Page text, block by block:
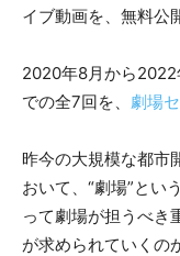
イブ動画を、無料公
2020年8月から
での全7回を、 劇場
昨今の大規模な都市
おいて、“劇場”とい
って劇場が担うべき
が求められていくの